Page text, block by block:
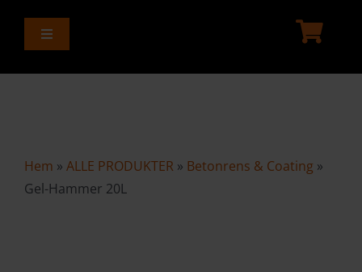
Toggle
ALLE PRODUKTER
VAREKURV
Hem » ALLE PRODUKTER » Betonrens & Coating »
Gel-Hammer 20L